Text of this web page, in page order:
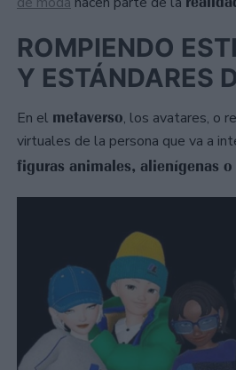
ROMPIENDO
Y ESTÁNDARES
En el metaverso, los avatares, o
virtuales de la persona que va a
figuras animales, alienígenas